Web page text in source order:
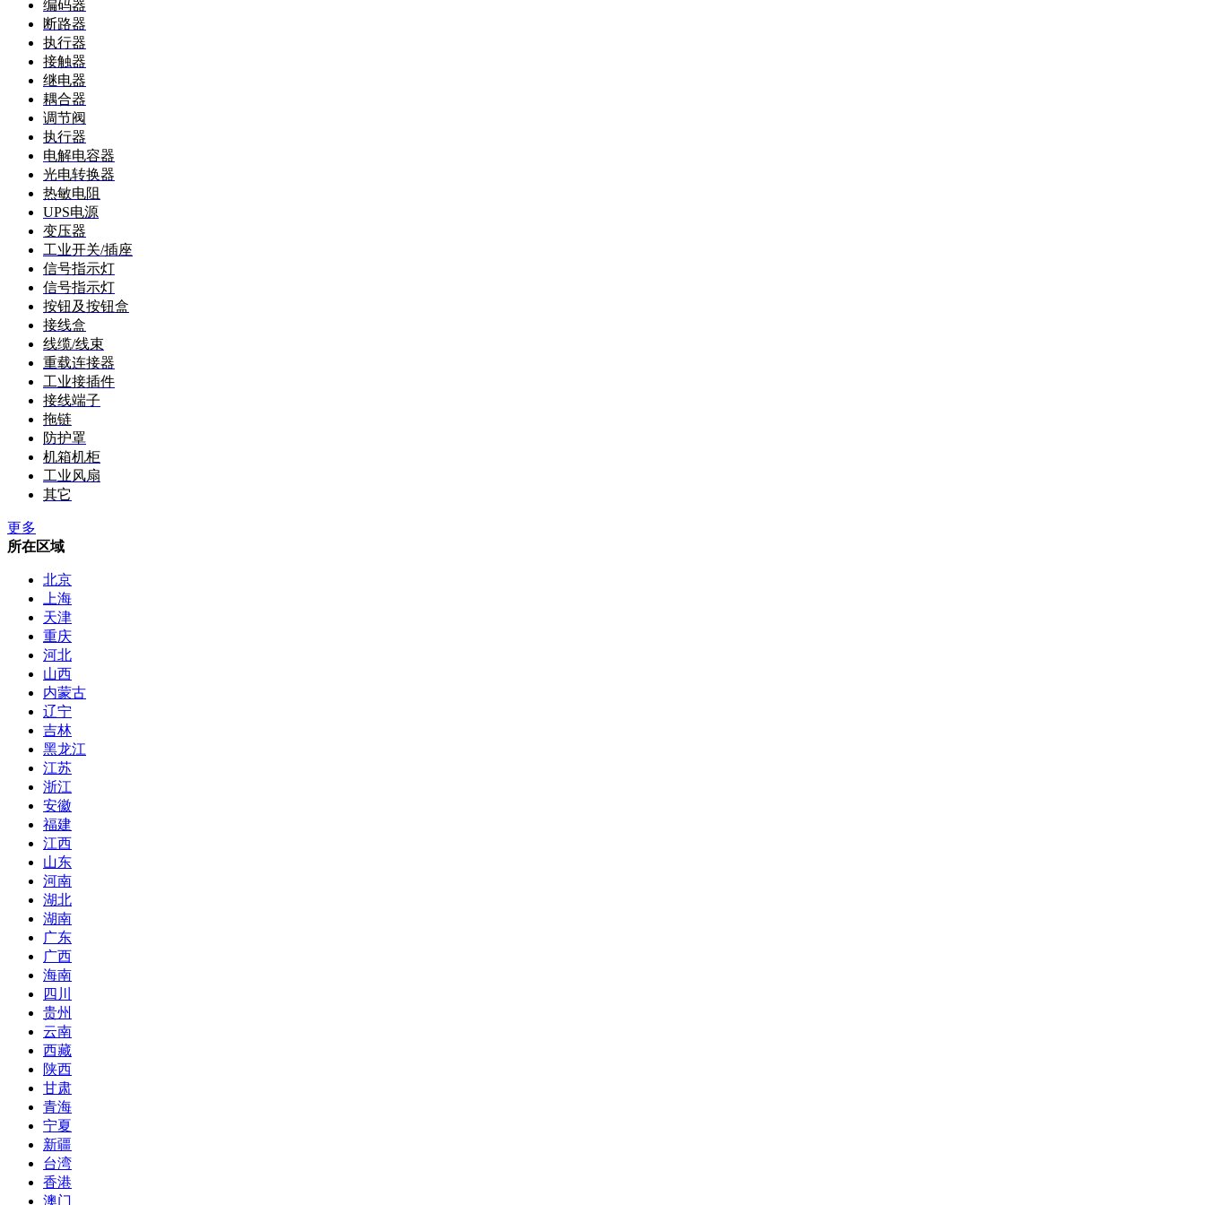
编码器
断路器
执行器
接触器
继电器
耦合器
调节阀
执行器
电解电容器
光电转换器
热敏电阻
UPS电源
变压器
工业开关/插座
信号指示灯
信号指示灯
按钮及按钮盒
接线盒
线缆/线束
重载连接器
工业接插件
接线端子
拖链
防护罩
机箱机柜
工业风扇
其它
更多
所在区域
北京
上海
天津
重庆
河北
山西
内蒙古
辽宁
吉林
黑龙江
江苏
浙江
安徽
福建
江西
山东
河南
湖北
湖南
广东
广西
海南
四川
贵州
云南
西藏
陕西
甘肃
青海
宁夏
新疆
台湾
香港
澳门